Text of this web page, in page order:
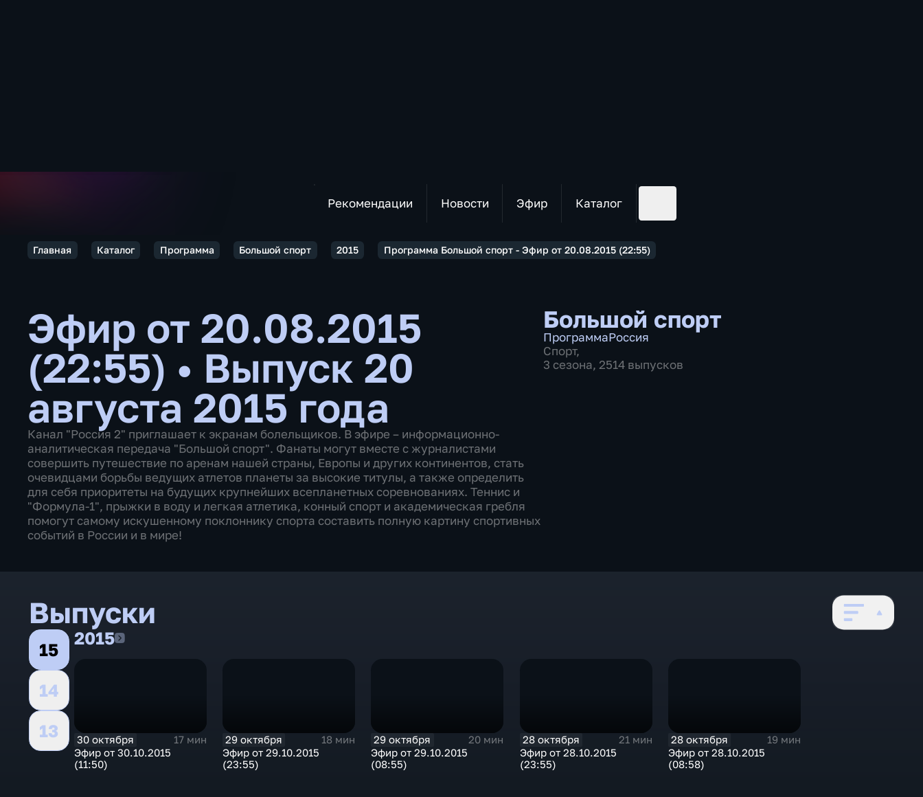
Рекомендации Новости Эфир Каталог
Главная Каталог Программа Большой спорт 2015 Программа Большой спорт - Эфир от 20.08.2015 (22:55)
Эфир от 20.08.2015
(22:55) • Выпуск 20
августа 2015 года
Канал "Россия 2" приглашает к экранам болельщиков. В эфире – информационно-
аналитическая передача "Большой спорт". Фанаты могут вместе с журналистами
совершить путешествие по аренам нашей страны, Европы и других континентов, стать
очевидцами борьбы ведущих атлетов планеты за высокие титулы, а также определить
для себя приоритеты на будущих крупнейших всепланетных соревнованиях. Теннис и
"Формула-1", прыжки в воду и легкая атлетика, конный спорт и академическая гребля
помогут самому искушенному поклоннику спорта составить полную картину спортивных
событий в России и в мире!
Большой спорт
ПрограммаРоссия
Спорт,
3 сезона, 2514 выпусков
Выпуски
15
14
13
20152015
30 октября
17 мин
Эфир от 30.10.2015
(11:50)
29 октября
18 мин
Эфир от 29.10.2015
(23:55)
29 октября
20 мин
Эфир от 29.10.2015
(08:55)
28 октября
21 мин
Эфир от 28.10.2015
(23:55)
28 октября
19 мин
Эфир от 28.10.2015
(08:58)